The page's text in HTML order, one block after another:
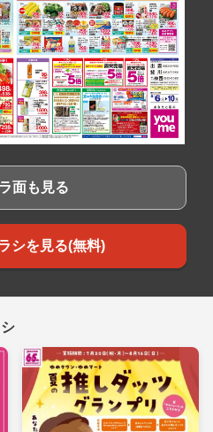
面も見る
シを見る(無料)